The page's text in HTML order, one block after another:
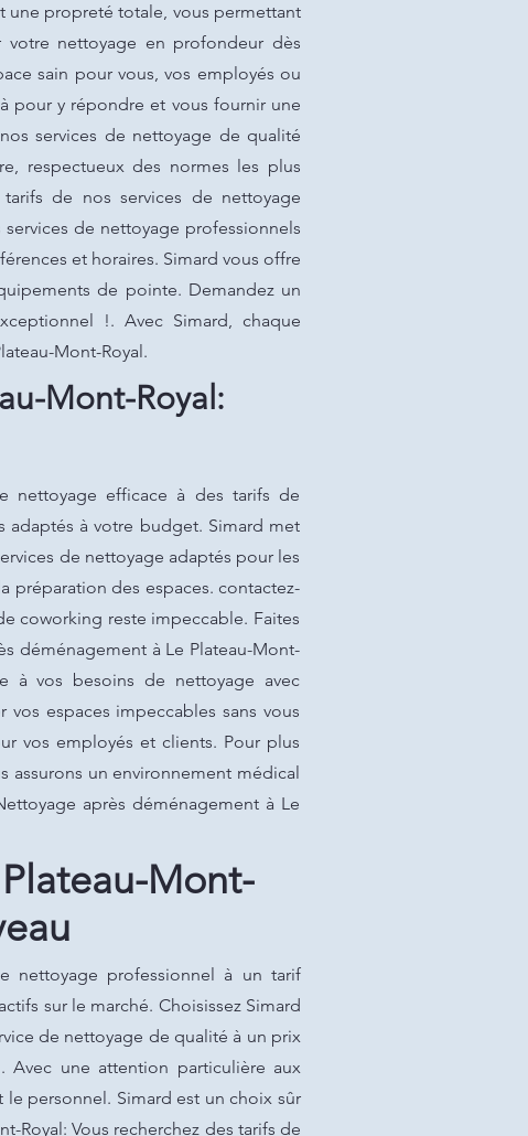
une propreté totale, vous permettant
nettoyage en profondeur dès
sain pour vous, vos employés ou
pour y répondre et vous fournir une
services de nettoyage de qualité
respectueux des normes les plus
de nos services de nettoyage
de nettoyage professionnels
et horaires. Simard vous offre
de pointe. Demandez un
!. Avec Simard, chaque
Mont-Royal.
Mont-Royal:
nettoyage efficace à des tarifs de
adaptés à votre budget. Simard met
de nettoyage adaptés pour les
préparation des espaces. contactez-
coworking reste impeccable. Faites
déménagement à Le Plateau-Mont-
à vos besoins de nettoyage avec
espaces impeccables sans vous
vos employés et clients. Pour plus
assurons un environnement médical
après déménagement à Le
Mont-
nettoyage professionnel à un tarif
sur le marché. Choisissez Simard
de nettoyage de qualité à un prix
une attention particulière aux
personnel. Simard est un choix sûr
Royal: Vous recherchez des tarifs de